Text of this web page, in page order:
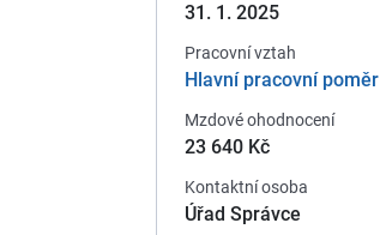
31. 1. 2025
Pracovní vztah
Hlavní pracovní poměr
Mzdové ohodnocení
23 640 Kč
Kontaktní osoba
Úřad Správce